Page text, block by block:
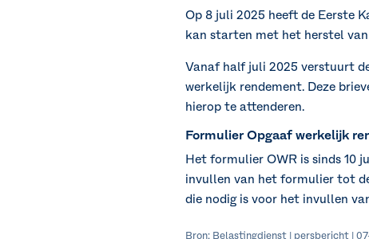
Op 8 juli 2025 heeft de Eerste
kan starten met het herstel
Vanaf half juli 2025 verstuurt
werkelijk rendement. Deze
hierop te attenderen.
Formulier Opgaaf werkelijk
Het formulier OWR is sinds 10
invullen van het formulier tot
die nodig is voor het invullen
Bron: Belastingdienst | persbericht |